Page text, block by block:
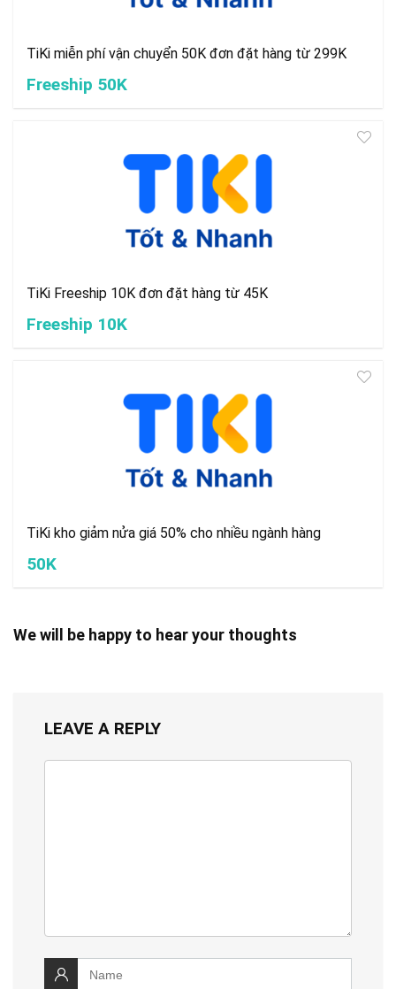
TiKi miễn phí vận chuyển 50K đơn đặt hàng từ 299K
Freeship 50K
TiKi Freeship 10K đơn đặt hàng từ 45K
Freeship 10K
TiKi kho giảm nửa giá 50% cho nhiều ngành hàng
50K
We will be happy to hear your thoughts
LEAVE A REPLY